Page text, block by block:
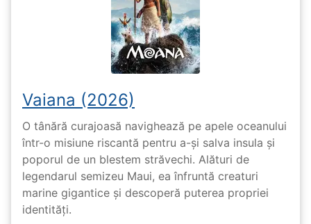
Vaiana (2026)
O tânără curajoasă navighează pe apele oceanului
într-o misiune riscantă pentru a-și salva insula și
poporul de un blestem străvechi. Alături de
legendarul semizeu Maui, ea înfruntă creaturi
marine gigantice și descoperă puterea propriei
identități.